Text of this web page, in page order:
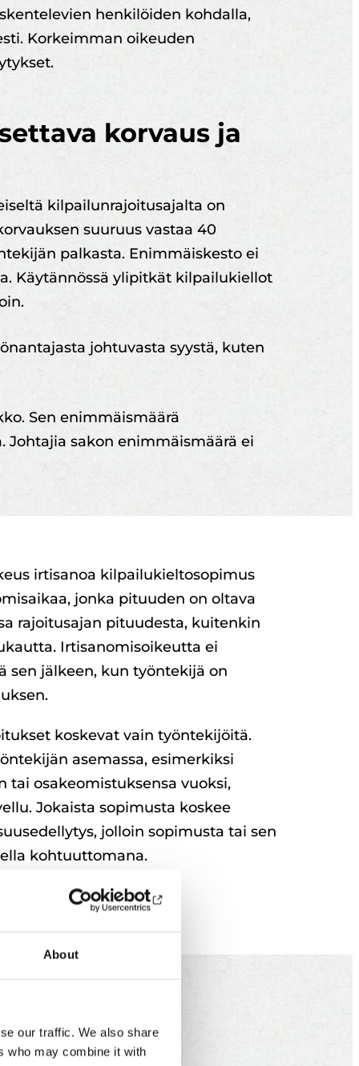
About
our traffic. We also share
who may combine it with
henkilöiden kohdalla,
Korkeimman oikeuden
korvaus ja
kilpailunrajoitusajalta on
suuruus vastaa 40
palkasta. Enimmäiskesto ei
Käytännössä ylipitkät kilpailukiellot
johtuvasta syystä, kuten
Sen enimmäismäärä
Johtajia sakon enimmäismäärä ei
irtisanoa kilpailukieltosopimus
jonka pituuden on oltava
rajoitusajan pituudesta, kuitenkin
Irtisanomisoikeutta ei
sen jälkeen, kun työntekijä on
koskevat vain työntekijöitä.
asemassa, esimerkiksi
tai osakeomistuksensa vuoksi,
Jokaista sopimusta koskee
jolloin sopimusta tai sen
kohtuuttomana.
ja